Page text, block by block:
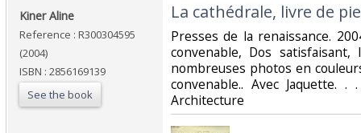
‎Kiner Aline‎
Reference : R300304595
(2004)
ISBN : 2856169139
See the book
‎La cathédrale, livre de
‎Presses de la renaissance.
convenable, Dos
nombreuses photos en
convenable.. Avec Jaquette. .
Architecture‎